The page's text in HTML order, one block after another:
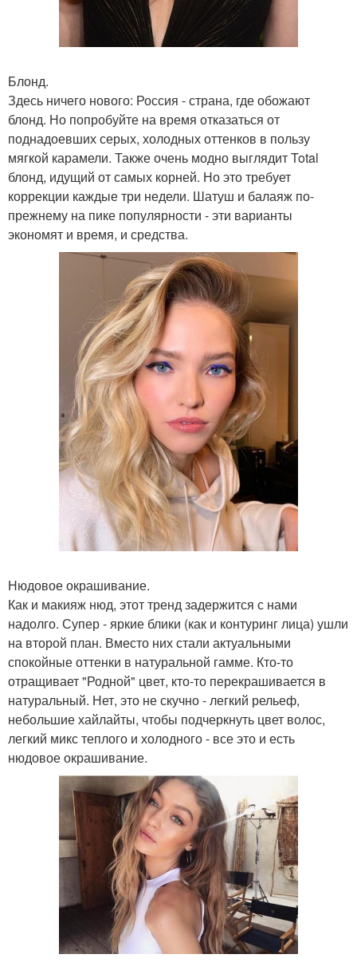
Блонд.
Здесь ничего нового: Россия - страна, где обожают
блонд. Но попробуйте на время отказаться от
поднадоевших серых, холодных оттенков в пользу
мягкой карамели. Также очень модно выглядит Total
блонд, идущий от самых корней. Но это требует
коррекции каждые три недели. Шатуш и балаяж по-
прежнему на пике популярности - эти варианты
экономят и время, и средства.
Нюдовое окрашивание.
Как и макияж нюд, этот тренд задержится с нами
надолго. Супер - яркие блики (как и контуринг лица) ушли
на второй план. Вместо них стали актуальными
спокойные оттенки в натуральной гамме. Кто-то
отращивает "Родной" цвет, кто-то перекрашивается в
натуральный. Нет, это не скучно - легкий рельеф,
небольшие хайлайты, чтобы подчеркнуть цвет волос,
легкий микс теплого и холодного - все это и есть
нюдовое окрашивание.